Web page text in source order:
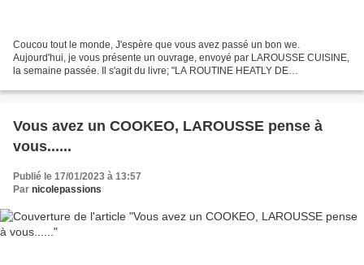
Coucou tout le monde, J'espère que vous avez passé un bon we.
Aujourd'hui, je vous présente un ouvrage, envoyé par LAROUSSE CUISINE,
la semaine passée. Il s'agit du livre; "LA ROUTINE HEATLY DE
Vous avez un COOKEO, LAROUSSE pense à
vous......
Publié le 17/01/2023 à 13:57
Par nicolepassions